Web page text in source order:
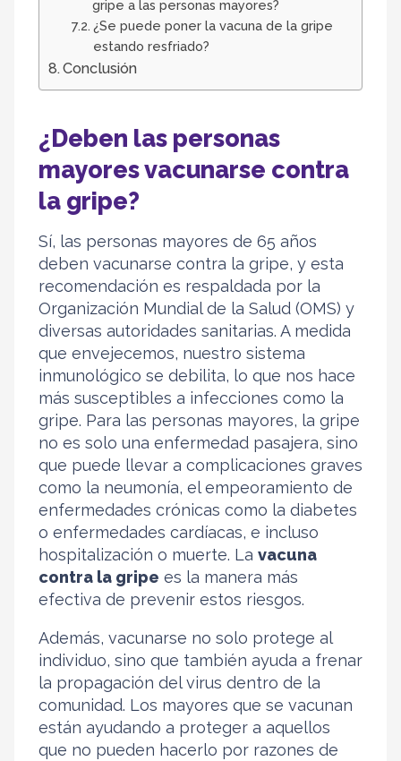
gripe a las personas mayores?
¿Se puede poner la vacuna de la gripe
estando resfriado?
Conclusión
¿Deben las personas
mayores vacunarse contra
la gripe?
Sí, las personas mayores de 65 años
deben vacunarse contra la gripe, y esta
recomendación es respaldada por la
Organización Mundial de la Salud (OMS) y
diversas autoridades sanitarias. A medida
que envejecemos, nuestro sistema
inmunológico se debilita, lo que nos hace
más susceptibles a infecciones como la
gripe. Para las personas mayores, la gripe
no es solo una enfermedad pasajera, sino
que puede llevar a complicaciones graves
como la neumonía, el empeoramiento de
enfermedades crónicas como la diabetes
o enfermedades cardíacas, e incluso
hospitalización o muerte. La vacuna
contra la gripe es la manera más
efectiva de prevenir estos riesgos.
Además, vacunarse no solo protege al
individuo, sino que también ayuda a frenar
la propagación del virus dentro de la
comunidad. Los mayores que se vacunan
están ayudando a proteger a aquellos
que no pueden hacerlo por razones de